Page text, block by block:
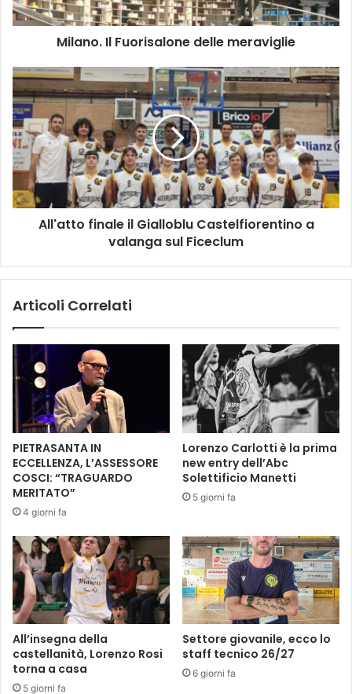
I
l
o
r
i
s
a
l
o
n
e
m
a
l
i
e
Milano. Il Fuorisalone delle meraviglie
A
l
l
'
a
t
t
o
f
i
o
l
u
C
t
e
f
i
o
r
e
n
t
All'atto finale il Gialloblu Castelfiorentino a
valanga sul Ficeclum
Articoli Correlati
PIETRASANTA IN
ECCELLENZA, L’ASSESSORE
COSCI: “TRAGUARDO
MERITATO”
4 giorni fa
Lorenzo Carlotti è la prima
new entry dell’Abc
Solettificio Manetti
5 giorni fa
All’insegna della
castellanità, Lorenzo Rosi
torna a casa
5 giorni fa
Settore giovanile, ecco lo
staff tecnico 26/27
6 giorni fa